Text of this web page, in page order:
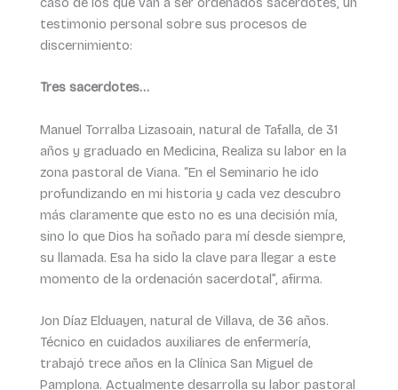
testimonio personal sobre sus procesos de
discernimiento:
Tres sacerdotes…
Manuel Torralba Lizasoain, natural de Tafalla, de 31
años y graduado en Medicina, Realiza su labor en la
zona pastoral de Viana. “En el Seminario he ido
profundizando en mi historia y cada vez descubro
más claramente que esto no es una decisión mía,
sino lo que Dios ha soñado para mí desde siempre,
su llamada. Esa ha sido la clave para llegar a este
momento de la ordenación sacerdotal”, afirma.
Jon Díaz Elduayen, natural de Villava, de 36 años.
Técnico en cuidados auxiliares de enfermería,
trabajó trece años en la Clínica San Miguel de
Pamplona. Actualmente desarrolla su labor pastoral